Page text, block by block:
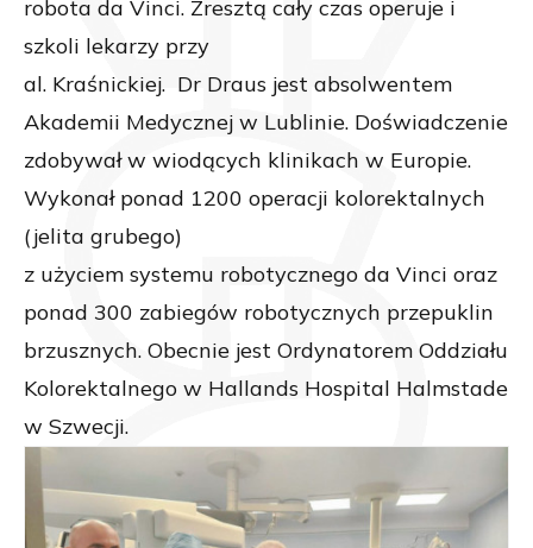
robota da Vinci. Zresztą cały czas operuje i
szkoli lekarzy przy
al. Kraśnickiej. Dr Draus jest absolwentem
Akademii Medycznej w Lublinie. Doświadczenie
zdobywał w wiodących klinikach w Europie.
Wykonał ponad 1200 operacji kolorektalnych
(jelita grubego)
z użyciem systemu robotycznego da Vinci oraz
ponad 300 zabiegów robotycznych przepuklin
brzusznych. Obecnie jest Ordynatorem Oddziału
Kolorektalnego w Hallands Hospital Halmstade
w Szwecji.